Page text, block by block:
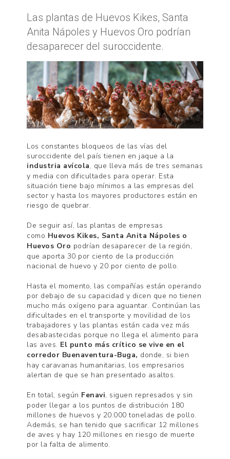
Las plantas de Huevos Kikes, Santa
Anita Nápoles y Huevos Oro podrían
desaparecer del suroccidente.
Los constantes bloqueos de las vías del
suroccidente del país tienen en jaque a la
industria avícola, que lleva más de tres semanas
y media con dificultades para operar. Esta
situación tiene bajo mínimos a las empresas del
sector y hasta los mayores productores están en
riesgo de quebrar.
De seguir así, las plantas de empresas
como Huevos Kikes, Santa Anita Nápoles o
Huevos Oro podrían desaparecer de la región,
que aporta 30 por ciento de la producción
nacional de huevo y 20 por ciento de pollo.
Hasta el momento, las compañías están operando
por debajo de su capacidad y dicen que no tienen
mucho más oxígeno para aguantar. Continúan las
dificultades en el transporte y movilidad de los
trabajadores y las plantas están cada vez más
desabastecidas porque no llega el alimento para
las aves. El punto más crítico se vive en el
corredor Buenaventura-Buga, donde, si bien
hay caravanas humanitarias, los empresarios
alertan de que se han presentado asaltos.
En total, según Fenavi, siguen represados y sin
poder llegar a los puntos de distribución 180
millones de huevos y 20.000 toneladas de pollo.
Además, se han tenido que sacrificar 12 millones
de aves y hay 120 millones en riesgo de muerte
por la falta de alimento.